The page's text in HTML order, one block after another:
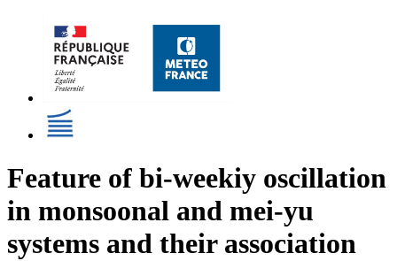
Feature of bi-weekiy oscillation
in monsoonal and mei-yu
systems and their association